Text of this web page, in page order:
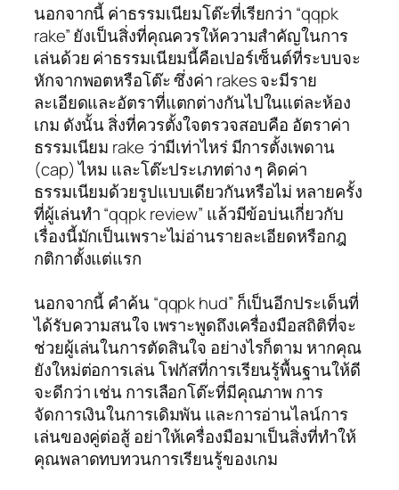
นอกจากนี้ ค่าธรรมเนียมโต๊ะที่เรียกว่า “qqpk
rake” ยังเป็นสิ่งที่คุณควรให้ความสำคัญในการ
เล่นด้วย ค่าธรรมเนียมนี้คือเปอร์เซ็นต์ที่ระบบจะ
หักจากพอตหรือโต๊ะ ซึ่งค่า rakes จะมีราย
ละเอียดและอัตราที่แตกต่างกันไปในแต่ละห้อง
เกม ดังนั้น สิ่งที่ควรตั้งใจตรวจสอบคือ อัตราค่า
ธรรมเนียม rake ว่ามีเท่าไหร่ มีการตั้งเพดาน
(cap) ไหม และโต๊ะประเภทต่าง ๆ คิดค่า
ธรรมเนียมด้วยรูปแบบเดียวกันหรือไม่ หลายครั้ง
ที่ผู้เล่นทำ “qqpk review” แล้วมีข้อบ่นเกี่ยวกับ
เรื่องนี้มักเป็นเพราะไม่อ่านรายละเอียดหรือกฎ
กติกาตั้งแต่แรก
นอกจากนี้ คำค้น “qqpk hud” ก็เป็นอีกประเด็นที่
ได้รับความสนใจ เพราะพูดถึงเครื่องมือสถิติที่จะ
ช่วยผู้เล่นในการตัดสินใจ อย่างไรก็ตาม หากคุณ
ยังใหม่ต่อการเล่น โฟกัสที่การเรียนรู้พื้นฐานให้ดี
จะดีกว่า เช่น การเลือกโต๊ะที่มีคุณภาพ การ
จัดการเงินในการเดิมพัน และการอ่านไลน์การ
เล่นของคู่ต่อสู้ อย่าให้เครื่องมือมาเป็นสิ่งที่ทำให้
คุณพลาดทบทวนการเรียนรู้ของเกม